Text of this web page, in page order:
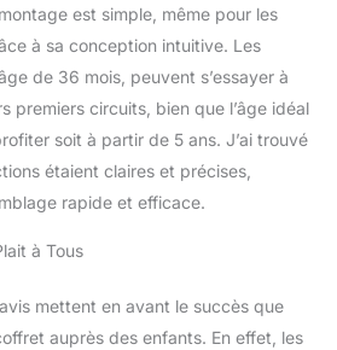
vitesse supérieure
est simple, même pour les
à sa conception intuitive. Les
de 36 mois, peuvent s’essayer à
premiers circuits, bien que l’âge idéal
soit à partir de 5 ans. J’ai trouvé
étaient claires et précises,
rapide et efficace.
à Tous
mettent en avant le succès que
auprès des enfants. En effet, les